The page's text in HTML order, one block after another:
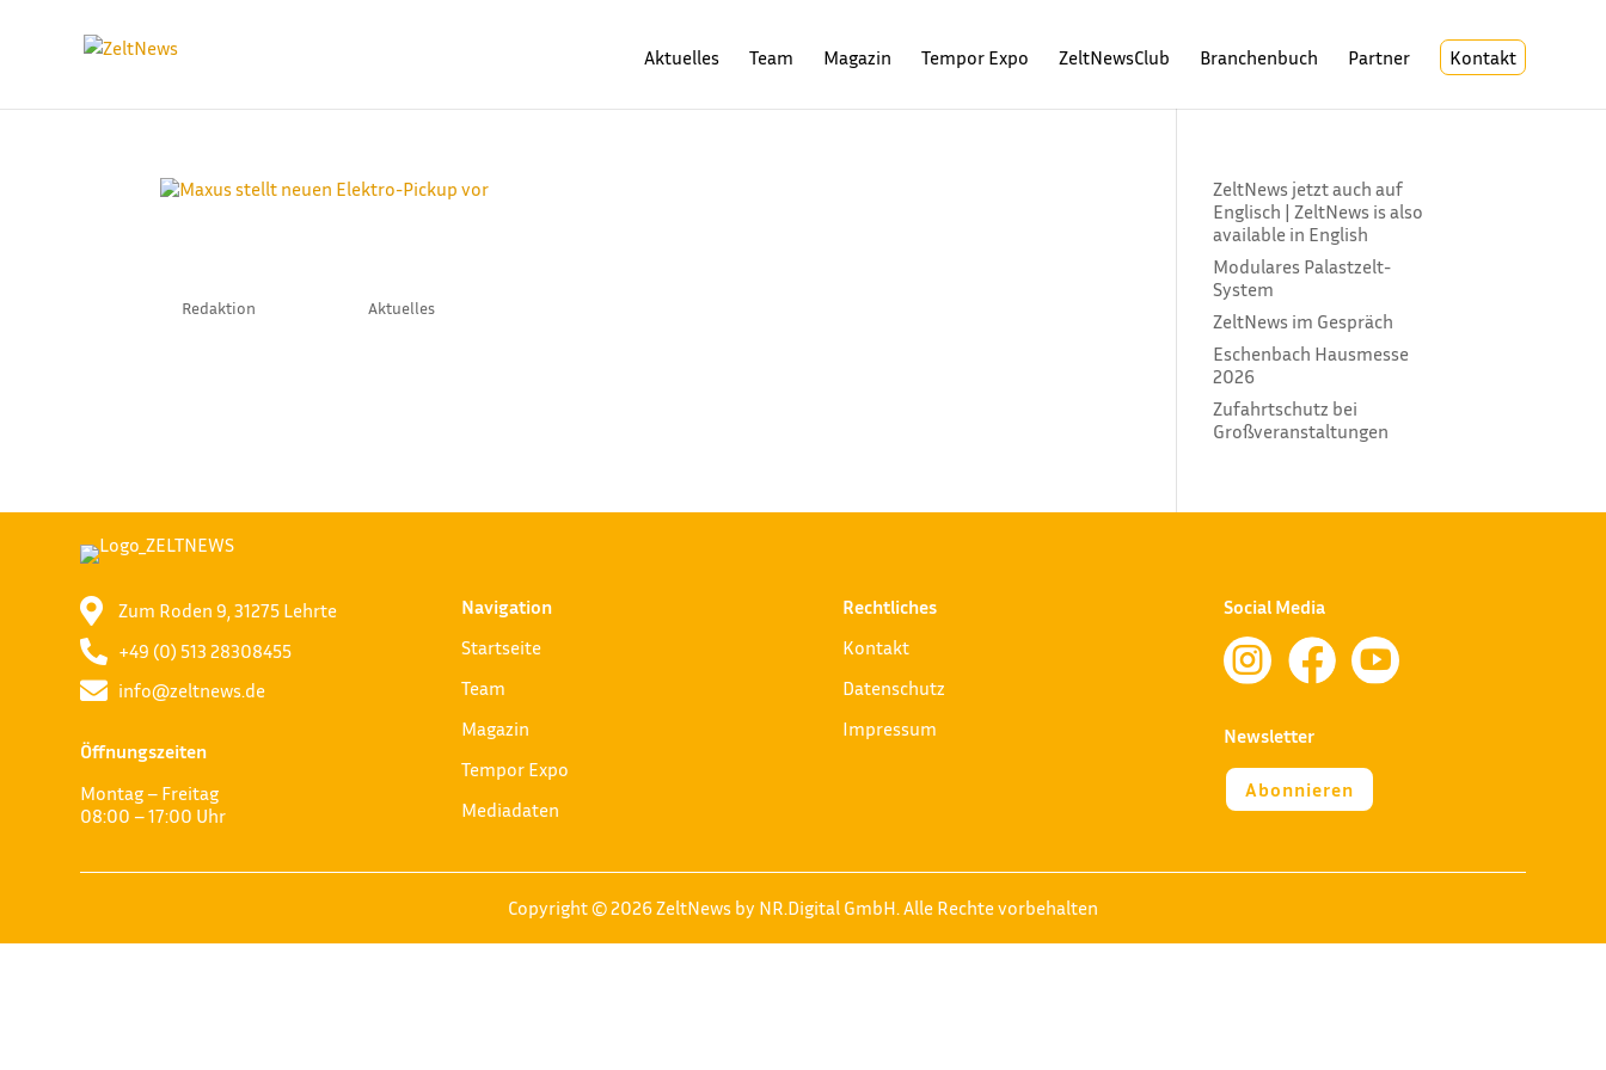
Aktuelles Team Magazin Tempor Expo ZeltNewsClub Branchenbuch Partner Kontakt
Redaktion |Aktuelles
ZeltNews jetzt auch auf
Englisch | ZeltNews is also
available in English
Modulares Palastzelt-
System
ZeltNews im Gespräch
Eschenbach Hausmesse
2026
Zufahrtschutz bei
Großveranstaltungen
 Zum Roden 9, 31275 Lehrte
 +49 (0) 513 28308455
 info@zeltnews.de
Öffnungszeiten
Montag – Freitag
08:00 – 17:00 Uhr
Navigation
Startseite
Team
Magazin
Tempor Expo
Mediadaten
Rechtliches
Kontakt
Datenschutz
Impressum
Social Media
  
Newsletter
Abonnieren
Copyright © 2026 ZeltNews by NR.Digital GmbH. Alle Rechte vorbehalten